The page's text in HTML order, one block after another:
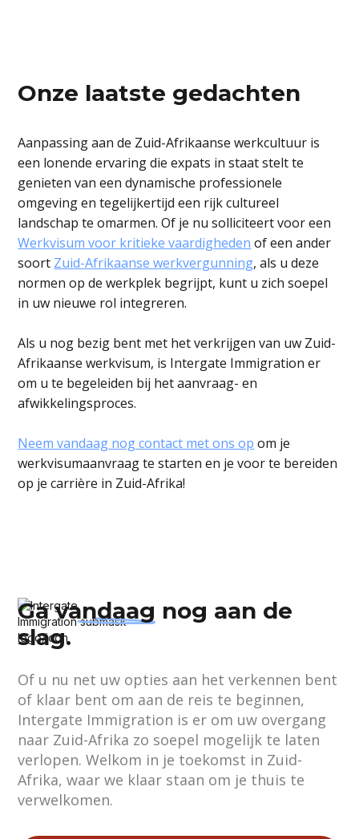
Onze laatste gedachten
Aanpassing aan de Zuid-Afrikaanse werkcultuur is
een lonende ervaring die expats in staat stelt te
genieten van een dynamische professionele
omgeving en tegelijkertijd een rijk cultureel
landschap te omarmen. Of je nu solliciteert voor een
Werkvisum voor kritieke vaardigheden of een ander
soort Zuid-Afrikaanse werkvergunning, als u deze
normen op de werkplek begrijpt, kunt u zich soepel
in uw nieuwe rol integreren.
Als u nog bezig bent met het verkrijgen van uw Zuid-
Afrikaanse werkvisum, is Intergate Immigration er
om u te begeleiden bij het aanvraag- en
afwikkelingsproces.
Neem vandaag nog contact met ons op om je
werkvisumaanvraag te starten en je voor te bereiden
op je carrière in Zuid-Afrika!
Gavandaag nog aan de
slag.
Of u nu net uw opties aan het verkennen bent
of klaar bent om aan de reis te beginnen,
Intergate Immigration is er om uw overgang
naar Zuid-Afrika zo soepel mogelijk te laten
verlopen. Welkom in je toekomst in Zuid-
Afrika, waar we klaar staan om je thuis te
verwelkomen.